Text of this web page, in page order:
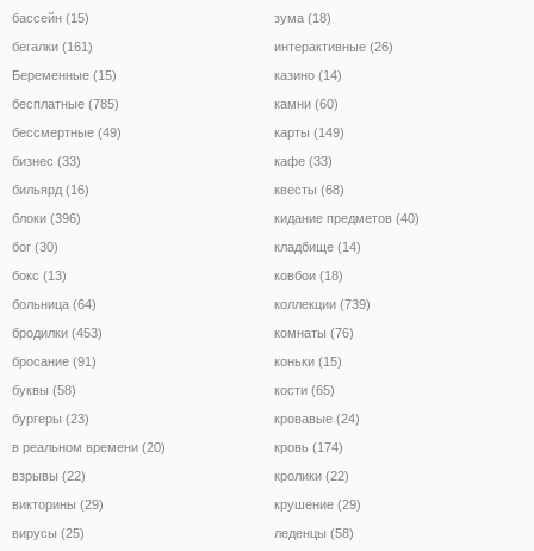
бассейн (15)
бегалки (161)
Беременные (15)
бесплатные (785)
бессмертные (49)
бизнес (33)
бильярд (16)
блоки (396)
бог (30)
бокс (13)
больница (64)
бродилки (453)
бросание (91)
буквы (58)
бургеры (23)
в реальном времени (20)
взрывы (22)
викторины (29)
вирусы (25)
зума (18)
интерактивные (26)
казино (14)
камни (60)
карты (149)
кафе (33)
квесты (68)
кидание предметов (40)
кладбище (14)
ковбои (18)
коллекции (739)
комнаты (76)
коньки (15)
кости (65)
кровавые (24)
кровь (174)
кролики (22)
крушение (29)
леденцы (58)